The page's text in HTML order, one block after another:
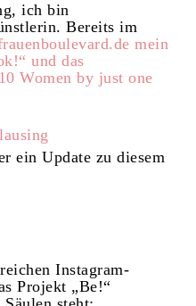
ich bin
Bereits im
mein
und das
Women by just one
ein Update zu diesem
Instagram-
Projekt „Be!“